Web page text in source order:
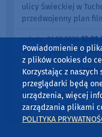
ulicy Świeckiej w
przedwojenny plan
sobota, 01.08.2026 12:01
km/h i grad. IMGW
sobota, 01.08.2026 08:16
dziś (1.08) w miastach
kolejną rocznicą
warszawskiego
Powiadomienie o
z plików cookies do
Korzystając z
przeglądarki będą
urządzenia, więcej
zarządzania plikami
POLITYKA